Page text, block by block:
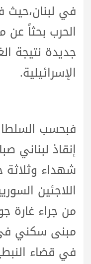
في لبنان،حيث
الحرب بحثاً عن
جديدة نتيجة
الإسرائيلية.
فبحسب السلطات
إنقاذ لبناني
شهداء وثلاثة
اللاجئين
من جراء غارة
مبنى سكني
في قضاء